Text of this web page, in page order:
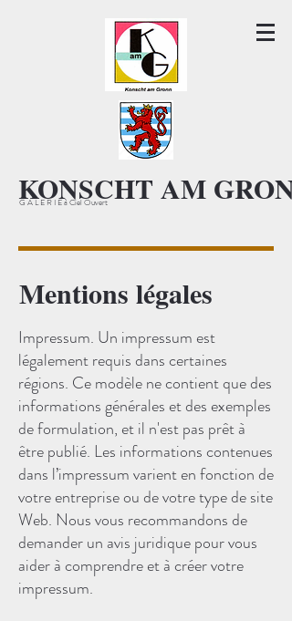
KONSCHT AM
G A L E R I E à Ciel Ouvert
Mentions légales
Impressum. Un impressum est
légalement requis dans certaines
régions. Ce modèle ne contient que des
informations générales et des exemples
de formulation, et il n'est pas prêt à
être publié. Les informations contenues
dans l’impressum varient en fonction de
votre entreprise ou de votre type de site
Web. Nous vous recommandons de
demander un avis juridique pour vous
aider à comprendre et à créer votre
impressum.